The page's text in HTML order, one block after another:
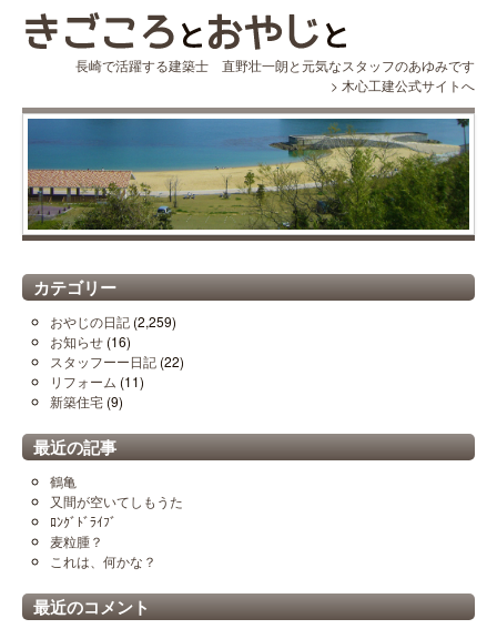
長崎で活躍する建築士 直野壮一朗と元気なスタッフのあゆみです
> 木心工建公式サイトへ
カテゴリー
おやじの日記 (2,259)
お知らせ (16)
スタッフーー日記 (22)
リフォーム (11)
新築住宅 (9)
最近の記事
鶴亀
又間が空いてしもうた
ﾛﾝｸﾞﾄﾞﾗｲﾌﾞ
麦粒腫？
これは、何かな？
最近のコメント